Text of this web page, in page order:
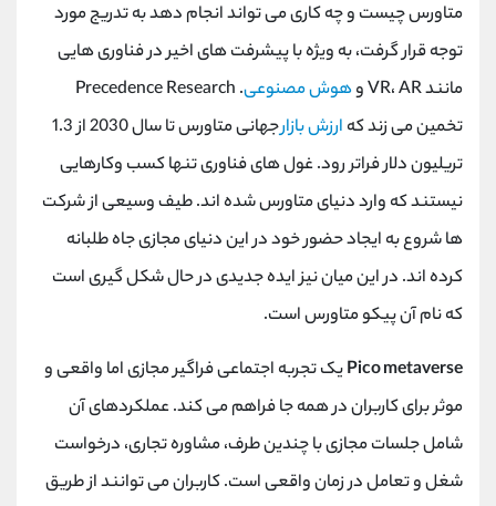
متاورس چیست و چه کاری می تواند انجام دهد به تدریج مورد
توجه قرار گرفت، به ویژه با پیشرفت های اخیر در فناوری هایی
مانند VR، AR و
هوش مصنوعی . Precedence Research
تخمین می زند که ارزش بازار
جهانی متاورس تا سال 2030 از 1.3
تریلیون دلار فراتر رود. غول ‌های فناوری تنها کسب ‌وکارهایی
نیستند که وارد دنیای متاورس شده ‌اند. طیف وسیعی از شرکت
ها شروع به ایجاد حضور خود در این دنیای مجازی جاه طلبانه
کرده اند. در این میان نیز ایده جدیدی در حال شکل گیری است
که نام آن پیکو متاورس است.
Pico metaverseیک تجربه اجتماعی فراگیر مجازی اما واقعی و
موثر برای کاربران در همه جا فراهم می کند. عملکردهای آن
شامل جلسات مجازی با چندین طرف، مشاوره تجاری، درخواست
شغل و تعامل در زمان واقعی است. کاربران می توانند از طریق